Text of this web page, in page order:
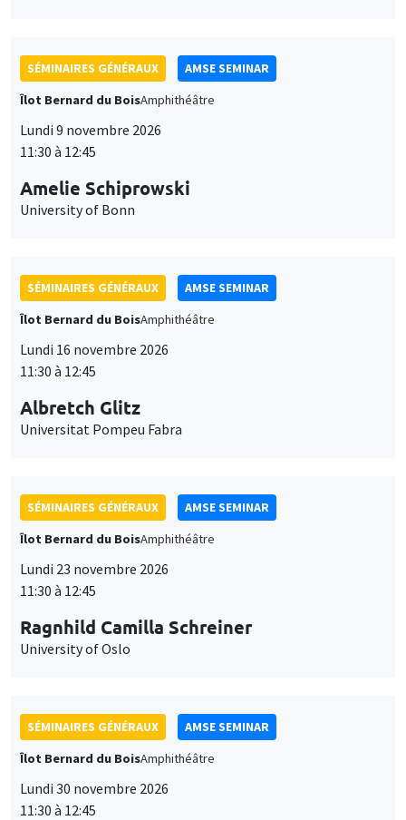
SÉMINAIRES GÉNÉRAUX
AMSE SEMINAR
Îlot Bernard du BoisAmphithéâtre
Lundi 9 novembre 2026
11:30 à 12:45
Amelie Schiprowski
University of Bonn
SÉMINAIRES GÉNÉRAUX
AMSE SEMINAR
Îlot Bernard du BoisAmphithéâtre
Lundi 16 novembre 2026
11:30 à 12:45
Albretch Glitz
Universitat Pompeu Fabra
SÉMINAIRES GÉNÉRAUX
AMSE SEMINAR
Îlot Bernard du BoisAmphithéâtre
Lundi 23 novembre 2026
11:30 à 12:45
Ragnhild Camilla Schreiner
University of Oslo
SÉMINAIRES GÉNÉRAUX
AMSE SEMINAR
Îlot Bernard du BoisAmphithéâtre
Lundi 30 novembre 2026
11:30 à 12:45